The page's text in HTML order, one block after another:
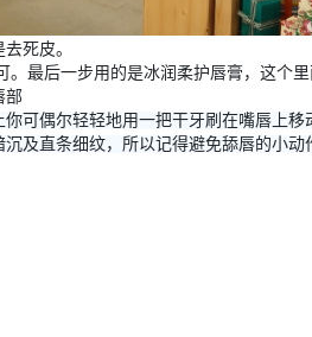
死皮。
。最后一步用的是冰润柔护唇膏，这个
部
可偶尔轻轻地用一把干牙刷在嘴唇上
及直条细纹，所以记得避免舔唇的小动